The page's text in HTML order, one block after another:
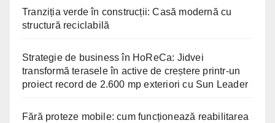
Tranziția verde în construcții: Casă modernă cu
structură reciclabilă
Strategie de business în HoReCa: Jidvei
transformă terasele în active de creștere printr-un
proiect record de 2.600 mp exteriori cu Sun Leader
Fără proteze mobile: cum funcționează reabilitarea